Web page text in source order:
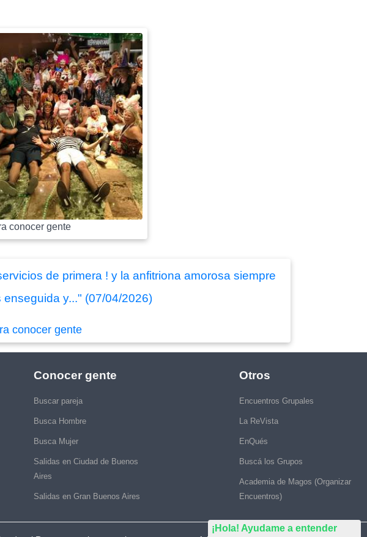
¡Hola! Ayudame a entender
conocer gente
de primera ! y la anfitriona amorosa siempre
y..." (07/04/2026)
conocer gente
Conocer gente
Buscar pareja
Busca Hombre
Busca Mujer
Salidas en Ciudad de Buenos
Aires
Salidas en Gran Buenos Aires
Otros
Encuentros Grupales
La ReVista
EnQués
Buscá los Grupos
Academia de Magos (Organizar
Encuentros)